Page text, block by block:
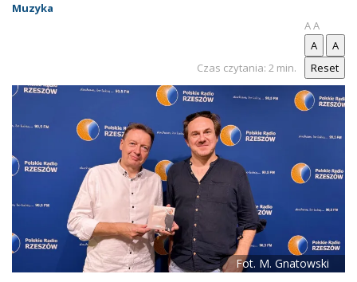
Muzyka
Czas czytania: 2 min.
AA
A
A
Reset
Fot. M. Gnatowski